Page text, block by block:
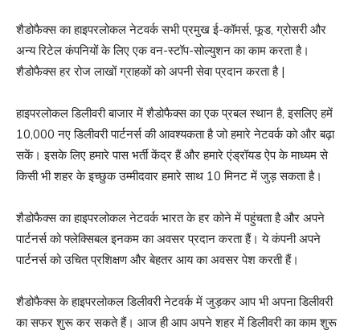
शैडोफैक्स का हाइपरलोकल नेटवर्क सभी प्रमुख ई-कॉमर्स, फूड, ग्रोसरी और
अन्य रिटेल कंपनियों के लिए एक वन-स्टॉप-सोल्युशन का काम करता है।
शैडोफैक्स हर रोज लाखों ग्राहकों को अपनी सेवा प्रदान करता है |
हाइपरलोकल डिलीवरी बाजार में शैडोफैक्स का एक प्रबल स्थान है, इसलिए हमें
10,000 नए डिलीवरी पार्टनर्स की आवश्यकता है जो हमारे नेटवर्क को और बढ़ा
सकें। इसके लिए हमारे पास भर्ती केंद्र हैं और हमारे एंड्रॉयड ऐप के माध्यम से
किसी भी शहर के इच्छुक उम्मीदवार हमारे साथ 10 मिनट में जुड़ सकता है।
शैडोफैक्स का हाइपरलोकल नेटवर्क भारत के हर कोने में पहुंचता है और अपने
पार्टनर्स को फ्लेक्सिबल इनकम का अवसर प्रदान करता हैं। ये कंपनी अपने
पार्टनर्स को उचित प्रशिक्षण और बेहतर आय का अवसर पेश करती हैं।
शैडोफैक्स के हाइपरलोकल डिलीवरी नेटवर्क में जुड़कर आप भी अपना डिलीवरी
का सफर शुरू कर सकते हैं। आज ही आप अपने शहर में डिलीवरी का काम शुरू